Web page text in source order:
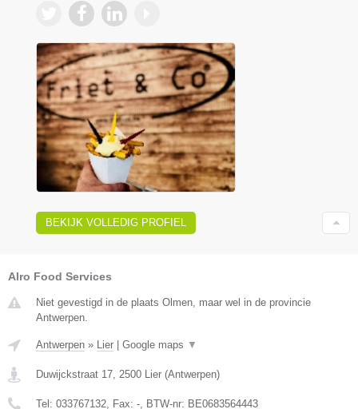
BEKIJK VOLLEDIG PROFIEL
Alro Food Services
Niet gevestigd in de plaats Olmen, maar wel in de provincie
Antwerpen.
Antwerpen » Lier Google maps ▼
Duwijckstraat 17 2500 Lier (Antwerpen)
Tel: 033767132 , Fax: - , BTW-nr: BE0683564443